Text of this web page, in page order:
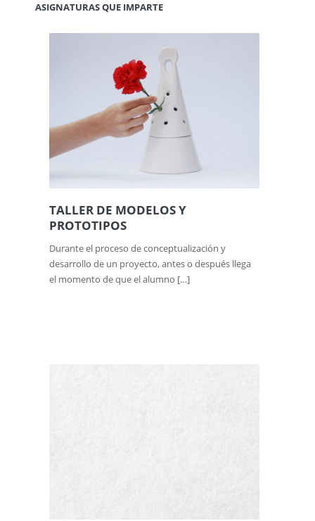
ASIGNATURAS QUE IMPARTE
TALLER DE MODELOS Y
PROTOTIPOS
Durante el proceso de conceptualización y
desarrollo de un proyecto, antes o después llega
el momento de que el alumno […]